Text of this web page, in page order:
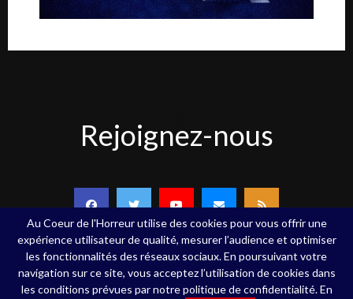
nous
Rejoignez-nous
Copyright ©Au Coeur de l'Horreur - 2020 - Tous droits réservés
Au Coeur de l'Horreur utilise des cookies pour vous offrir une
expérience utilisateur de qualité, mesurer l’audience et optimiser
les fonctionnalités des réseaux sociaux. En poursuivant votre
navigation sur ce site, vous acceptez l’utilisation de cookies dans
les conditions prévues par notre politique de confidentialité. En